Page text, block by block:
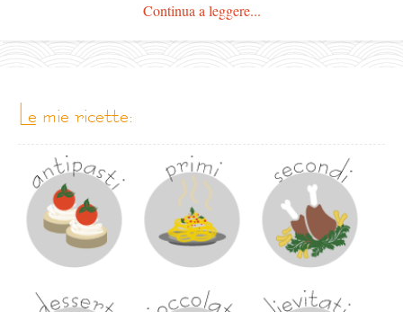
Continua a leggere...
le mie ricette: